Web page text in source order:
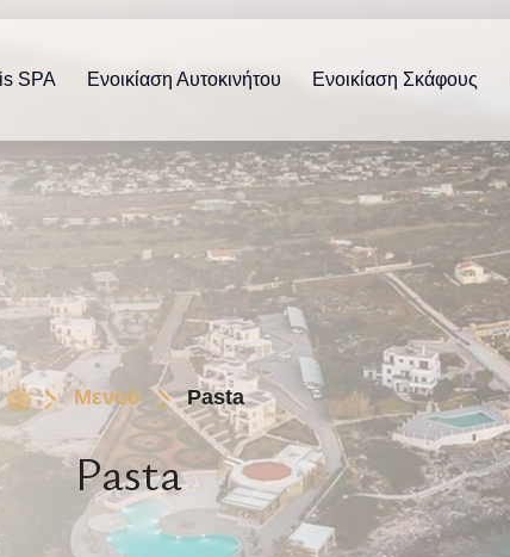
SPA Ενοικίαση Αυτοκινήτου Ενοικίαση Σκάφους
Μενού Pasta
Pasta